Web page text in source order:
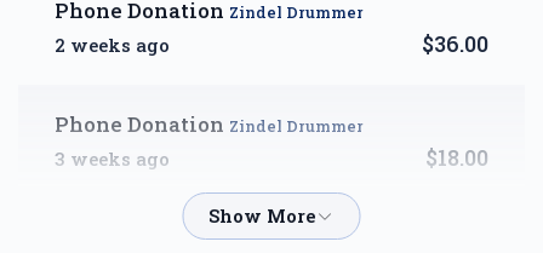
Donated Goal
Moshe (Michael) & Dvora Cywiak
$18,000
Goal
Phone Donation Zindel Drummer
2 weeks ago $36.00
Phone Donation Zindel Drummer
3 weeks ago $18.00
Phone DonationZindel Drummer